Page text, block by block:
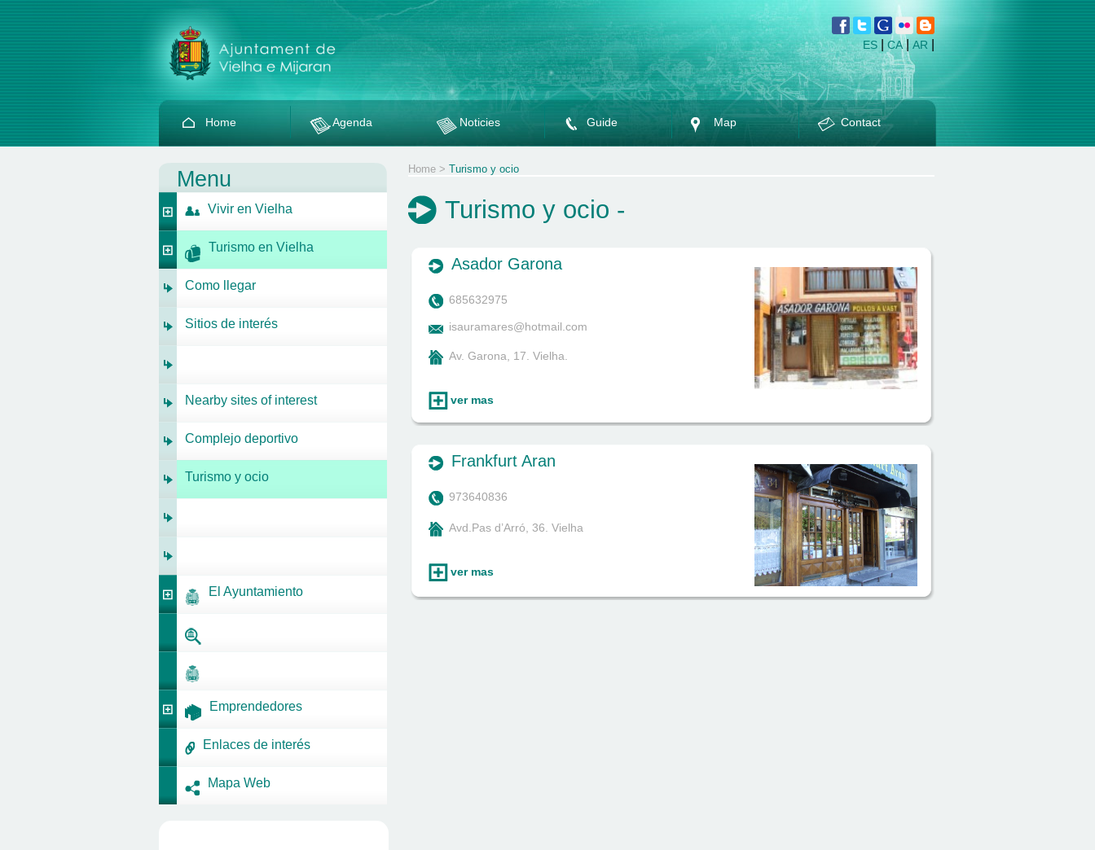
ES CA | AR
Home Agenda Noticies Guide Map Contact
Menu
Vivir en Vielha
Turismo en Vielha
Como llegar
Sitios de interés
Nearby sites of interest
Complejo deportivo
Turismo y ocio
El Ayuntamiento
Emprendedores
Enlaces de interés
Mapa Web
Home > Turismo y ocio
Turismo y ocio -
Asador Garona
685632975
isauramares@hotmail.com
Av. Garona, 17. Vielha.
ver mas
Frankfurt Aran
973640836
Avd.Pas d’Arró, 36. Vielha
ver mas